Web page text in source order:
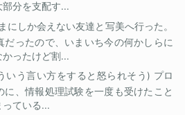
分を支配す...
にしか会えない友達と写美へ行った。
だったので、いまいち今の何かしらに
ったけど割...
いう言い方をすると怒られそう) プロ
に、情報処理試験を一度も受けたこと
ている...